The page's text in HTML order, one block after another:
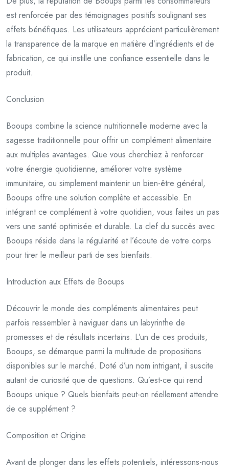
est renforcée par des témoignages positifs soulignant ses
effets bénéfiques. Les utilisateurs apprécient particulièrement
la transparence de la marque en matière d’ingrédients et de
fabrication, ce qui instille une confiance essentielle dans le
produit.
Conclusion
Booups combine la science nutritionnelle moderne avec la
sagesse traditionnelle pour offrir un complément alimentaire
aux multiples avantages. Que vous cherchiez à renforcer
votre énergie quotidienne, améliorer votre système
immunitaire, ou simplement maintenir un bien-être général,
Booups offre une solution complète et accessible. En
intégrant ce complément à votre quotidien, vous faites un pas
vers une santé optimisée et durable. La clef du succès avec
Booups réside dans la régularité et l’écoute de votre corps
pour tirer le meilleur parti de ses bienfaits.
Introduction aux Effets de Booups
Découvrir le monde des compléments alimentaires peut
parfois ressembler à naviguer dans un labyrinthe de
promesses et de résultats incertains. L’un de ces produits,
Booups, se démarque parmi la multitude de propositions
disponibles sur le marché. Doté d’un nom intrigant, il suscite
autant de curiosité que de questions. Qu’est-ce qui rend
Booups unique ? Quels bienfaits peut-on réellement attendre
de ce supplément ?
Composition et Origine
Avant de plonger dans les effets potentiels, intéressons-nous